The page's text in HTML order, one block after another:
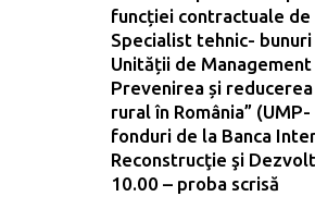
funcției contractuale
Specialist tehnic-
Unității de
Prevenirea și
rural în România”
fonduri de la Banca
Reconstrucţie şi
10.00 – proba scrisă